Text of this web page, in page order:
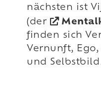
nächsten ist
(der
finden sich
Vernunft,
und